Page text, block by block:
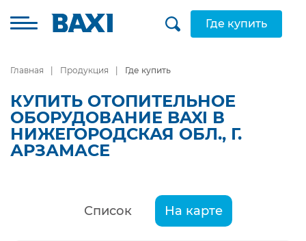
Где купить
Главная Продукция Где купить
КУПИТЬ ОТОПИТЕЛЬНОЕ
ОБОРУДОВАНИЕ BAXI В
НИЖЕГОРОДСКАЯ ОБЛ., Г.
АРЗАМАСЕ
Список На карте